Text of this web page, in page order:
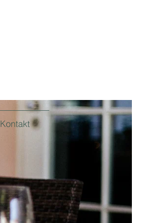
Kontakt